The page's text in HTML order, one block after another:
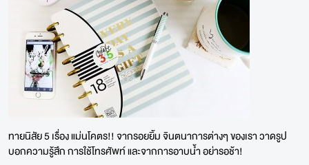
ทายนิสัย 5 เรื่อง แม่นโคตร!! จากรอยยิ้ม จินตนาการต่างๆ ของเรา วาดรูป
บอกความรู้สึก การใช้โทรศัพท์ และจากการอาบน้ำ อย่ารอช้า!